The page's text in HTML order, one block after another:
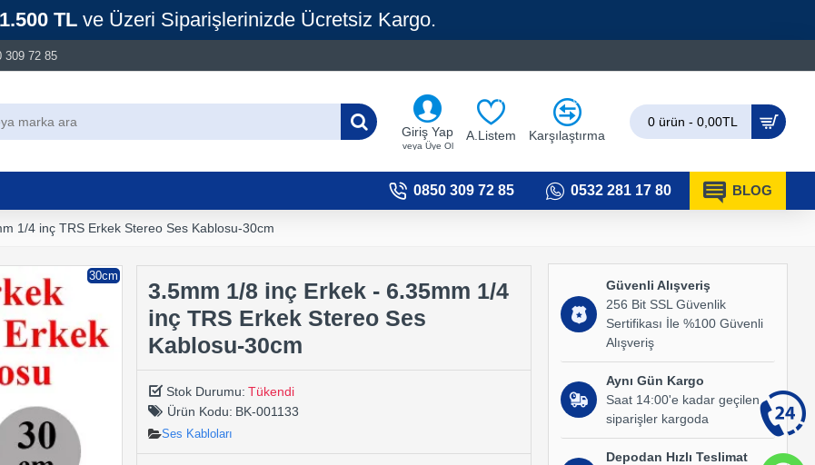
1.500 TLve Üzeri Siparişlerinizde Ücretsiz Kargo.
309 72 85
Giriş Yap
veya Üye Ol
A.Listem
0
Karşılaştırma
0
0 ürün - 0,00TL
0850 309 72 85 0532 281 17 80 BLOG
1/4 inç TRS Erkek Stereo Ses Kablosu-30cm
30cm
3.5mm 1/8 inç Erkek - 6.35mm 1/4
inç TRS Erkek Stereo Ses
Kablosu-30cm
Stok Durumu: Tükendi
Ürün Kodu: BK-001133
Ses Kabloları
Güvenli Alışveriş
256 Bit SSL Güvenlik
Sertifikası İle %100 Güvenli
Alışveriş
Aynı Gün Kargo
Saat 14:00'e kadar geçilen
siparişler kargoda
Depodan Hızlı Teslimat